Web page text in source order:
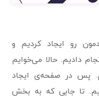
رو ایجاد کردیم و
دادیم. حالا می‌خوایم
پس در صفحه‌ی ایجاد
تا جایی که به بخش